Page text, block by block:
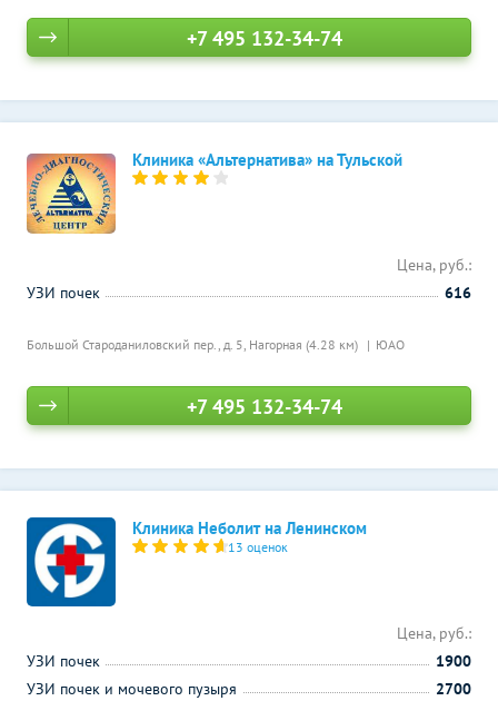
+7 495 132-34-74
Клиника «Альтернатива» на Тульской
Большой Староданиловский пер., д. 5, Нагорная (4.28 км) ЮАО
Цена, руб.:
УЗИ почек
616
+7 495 132-34-74
Клиника Неболит на Ленинском
13 оценок
Цена, руб.:
УЗИ почек
1900
УЗИ почек и мочевого пузыря
2700